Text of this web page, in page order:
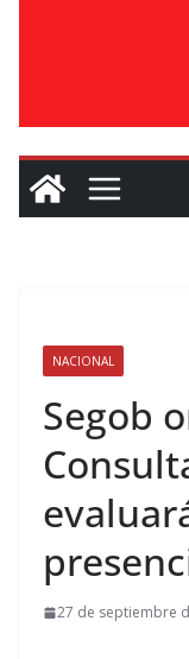
NACIONAL
Segob
27 de septiembre